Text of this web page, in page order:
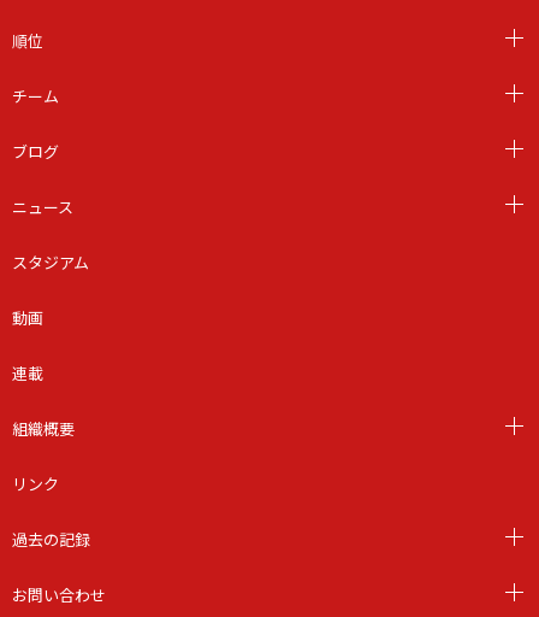
順位
チーム
ブログ
ニュース
スタジアム
動画
連載
組織概要
リンク
過去の記録
お問い合わせ